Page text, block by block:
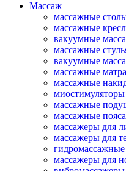
Массаж
массажные
массажные
вакуумные
массажные
вакуумные
массажные
массажные
миостимуляторы
массажные
массажные
массажеры для
массажеры для
массажеры для